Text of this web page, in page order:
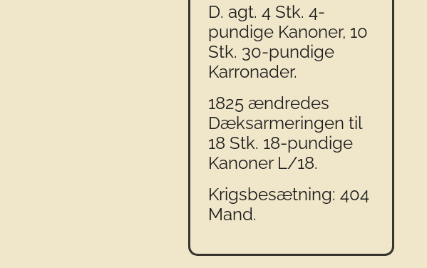
D. agt. 4 Stk. 4-
pundige Kanoner, 10
Stk. 30-pundige
Karronader.
1825 ændredes
Dæksarmeringen til
18 Stk. 18-pundige
Kanoner L/18.
Krigsbesætning: 404
Mand.